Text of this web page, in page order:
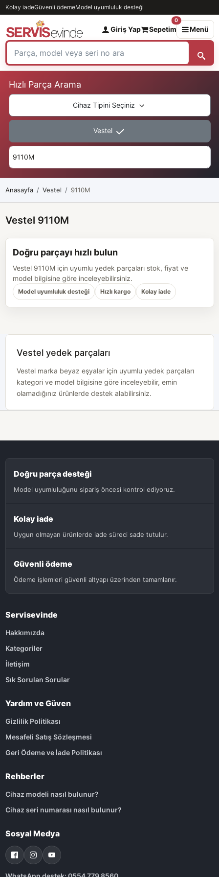
Kolay iadeGüvenli ödemeModel uyumluluk desteği
Giriş Yap Sepetim
0
Menü
Hızlı Parça Arama
Cihaz Tipini Seçiniz
Vestel
Anasayfa Vestel 9110M
Vestel 9110M
Doğru parçayı hızlı bulun
Vestel 9110M için uyumlu yedek parçaları stok, fiyat ve
model bilgisine göre inceleyebilirsiniz.
Model uyumluluk desteği Hızlı kargo Kolay iade
Vestel yedek parçaları
Vestel marka beyaz eşyalar için uyumlu yedek parçaları
kategori ve model bilgisine göre inceleyebilir, emin
olamadığınız ürünlerde destek alabilirsiniz.
Doğru parça desteği
Model uyumluluğunu sipariş öncesi kontrol ediyoruz.
Kolay iade
Uygun olmayan ürünlerde iade süreci sade tutulur.
Güvenli ödeme
Ödeme işlemleri güvenli altyapı üzerinden tamamlanır.
Servisevinde
Hakkımızda
Kategoriler
İletişim
Sık Sorulan Sorular
Yardım ve Güven
Gizlilik Politikası
Mesafeli Satış Sözleşmesi
Geri Ödeme ve İade Politikası
Rehberler
Cihaz modeli nasıl bulunur?
Cihaz seri numarası nasıl bulunur?
Sosyal Medya